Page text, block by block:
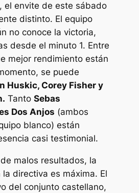
el envite de este sábado
distinto. El equipo
no conoce la victoria,
desde el minuto 1. Entre
mejor rendimiento están
se puede
Huskic, Corey Fisher y
Tanto Sebas
Dos Anjos (ambos
blanco) están
casi testimonial.
malos resultados, la
directiva es máxima. El
del conjunto castellano,